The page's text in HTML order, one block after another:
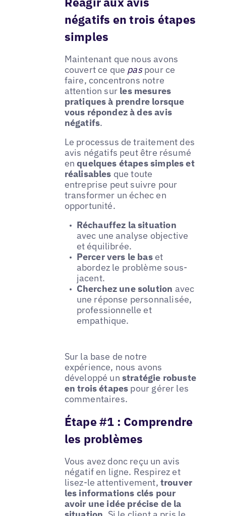
négatifs en trois étapes
simples
Maintenant que nous avons
couvert ce que paspour ce
faire, concentrons notre
attention sur les mesures
pratiques à prendre lorsque
vous répondez à des avis
négatifs.
Le processus de traitement des
avis négatifs peut être résumé
enquelques étapes simples et
réalisables que toute
entreprise peut suivre pour
transformer un échec en
opportunité.
Réchauffez la situation
avec une analyse objective
et équilibrée.
Percer vers le baset
abordez le problème sous-
jacent.
Cherchez une solution avec
une réponse personnalisée,
professionnelle et
empathique.
Sur la base de notre
expérience, nous avons
développé un stratégie robuste
en trois étapes pour gérer les
commentaires.
Étape #1 : Comprendre
les problèmes
Vous avez donc reçu un avis
négatif en ligne. Respirez et
lisez-le attentivement, trouver
les informations clés pour
avoir une idée précise de la